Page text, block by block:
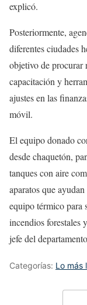
explicó.
Posteriormente,
diferentes ciudades
objetivo de procurar
capacitación y
ajustes en las
móvil.
El equipo donado
desde chaquetón,
tanques con aire
aparatos que ayudan
equipo térmico para
incendios forestales
jefe del
Categorías: Lo más